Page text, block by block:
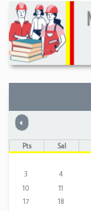
« Önceki
Pts Sal
3
4
10
11
17
18